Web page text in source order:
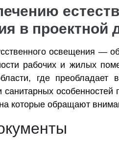
в проектной
освещения —
рабочих и жилых
где преобладает
санитарных
которые обращают